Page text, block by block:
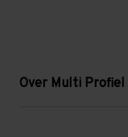
Over Multi Profiel